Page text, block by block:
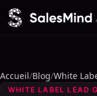
Aller au contenu
Accueil/Blog/White
WHITE LABEL LEAD